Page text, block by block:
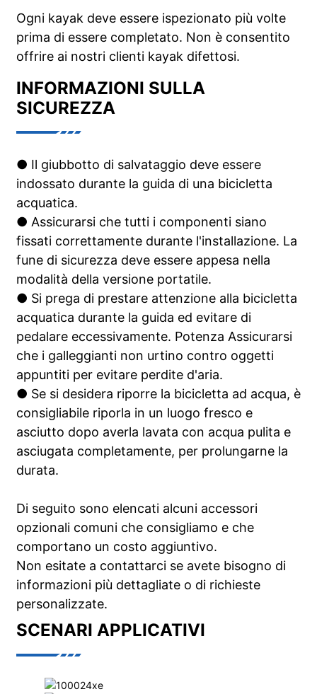
Ogni kayak deve essere ispezionato più volte
prima di essere completato. Non è consentito
offrire ai nostri clienti kayak difettosi.
INFORMAZIONI SULLA
SICUREZZA
● Il giubbotto di salvataggio deve essere
indossato durante la guida di una bicicletta
acquatica.
● Assicurarsi che tutti i componenti siano
fissati correttamente durante l'installazione. La
fune di sicurezza deve essere appesa nella
modalità della versione portatile.
● Si prega di prestare attenzione alla bicicletta
acquatica durante la guida ed evitare di
pedalare eccessivamente. Potenza Assicurarsi
che i galleggianti non urtino contro oggetti
appuntiti per evitare perdite d'aria.
● Se si desidera riporre la bicicletta ad acqua, è
consigliabile riporla in un luogo fresco e
asciutto dopo averla lavata con acqua pulita e
asciugata completamente, per prolungarne la
durata.
Di seguito sono elencati alcuni accessori
opzionali comuni che consigliamo e che
comportano un costo aggiuntivo.
Non esitate a contattarci se avete bisogno di
informazioni più dettagliate o di richieste
personalizzate.
SCENARI APPLICATIVI